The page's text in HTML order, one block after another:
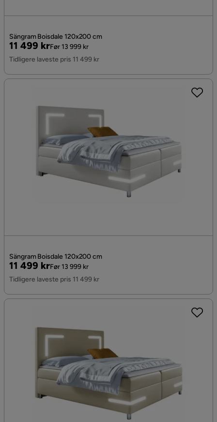
Sängram Boisdale 120x200 cm
Pris
11 499 kr
Original
Pris
Før 13 999 kr
Tidligere laveste pris 11 499 kr
Sängram Boisdale 120x200 cm
Pris
11 499 kr
Original
Pris
Før 13 999 kr
Tidligere laveste pris 11 499 kr